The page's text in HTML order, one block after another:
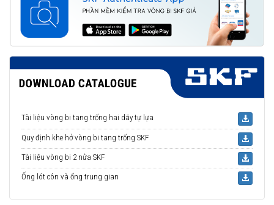
Tài liệu vòng bi tang trống hai dãy tự lựa
Quy định khe hở vòng bi tang trống SKF
Tài liệu vòng bi 2 nửa SKF
Ống lót côn và ống trung gian